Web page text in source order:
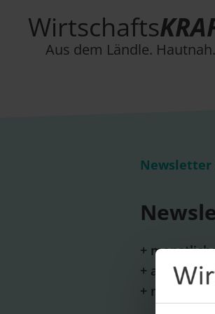
Wirtschafts
Aus dem Ländle. Hautnah.
Newsletter
+
+ aktuelle
+ neue